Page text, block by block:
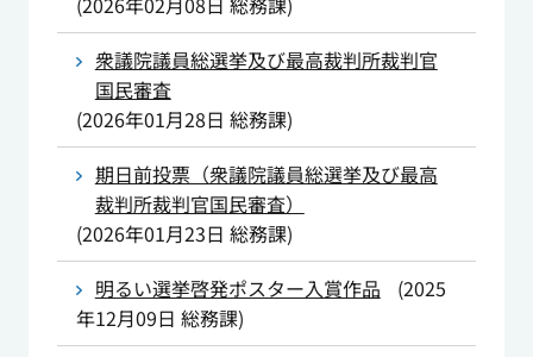
衆議院議員総選挙及び最高裁判所裁判官
国民審査
(2026年01月28日 総務課)
期日前投票（衆議院議員総選挙及び最高
裁判所裁判官国民審査）
(2026年01月23日 総務課)
明るい選挙啓発ポスター入賞作品
(2025
年12月09日 総務課)